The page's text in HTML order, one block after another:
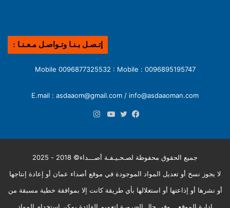
إتـصـل بـنـا وتـواصـل مـعـنـا :
0096895195747 : Mobile 0096877325532 : Mobile
E.mail : asdaaom@gmail.com / info@asdaaoman.com
جميع الحقوق محفوظة لصـحـيـفـة أصـــداء© 2018 - 2025
لا يجوز نسخ أو تعديل المواد الموجودة في موقع أصداء عمان أو إعادة إنتاجها
أو نشرها أو إذاعتها أو استغلالها بأي طريقة كانت إلا بموافقة خطية مسبقة من